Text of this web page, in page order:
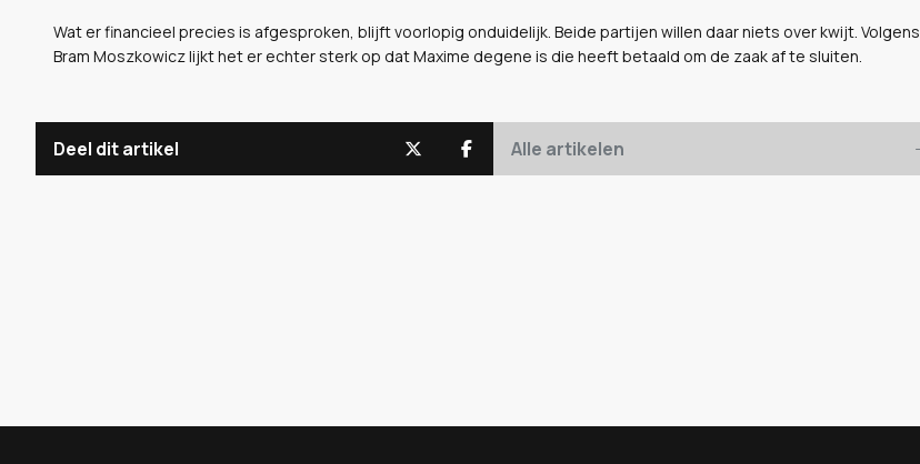
Wat er financieel precies is afgesproken, blijft voorlopig onduidelijk. Beide partijen willen daar niets over kwijt. Volgens
Bram Moszkowicz lijkt het er echter sterk op dat Maxime degene is die heeft betaald om de zaak af te sluiten.
Deel dit artikel Alle artikelen